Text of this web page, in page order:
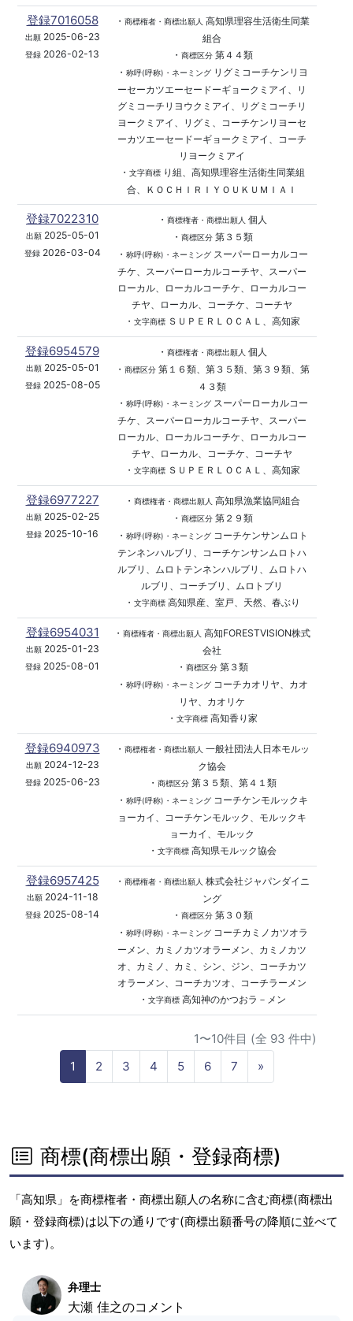
登録7016058
出願2025-06-23
登録 2026-02-13
・ 商標権者・商標出願人 高知県理容生活衛生同業
組合
・ 商標区分第４４類
・ 称呼(呼称)・ネーミングリグミコーチケンリヨ
ーセーカツエーセードーギョークミアイ、リ
グミコーチリヨウクミアイ、リグミコーチリ
ヨークミアイ、リグミ、コーチケンリヨーセ
ーカツエーセードーギョークミアイ、コーチ
リヨークミアイ
・ 文字商標り組、高知県理容生活衛生同業組
合、ＫＯＣＨＩＲＩＹＯＵＫＵＭＩＡＩ
登録7022310
出願2025-05-01
登録2026-03-04
・ 商標権者・商標出願人 個人
・ 商標区分第３５類
・ 称呼(呼称)・ネーミングスーパーローカルコー
チケ、スーパーローカルコーチヤ、スーパー
ローカル、ローカルコーチケ、ローカルコー
チヤ、ローカル、コーチケ、コーチヤ
・ 文字商標ＳＵＰＥＲＬＯＣＡＬ、高知家
登録6954579
出願2025-05-01
登録2025-08-05
・ 商標権者・商標出願人 個人
・ 商標区分第１６類、第３５類、第３９類、第
４３類
・ 称呼(呼称)・ネーミングスーパーローカルコー
チケ、スーパーローカルコーチヤ、スーパー
ローカル、ローカルコーチケ、ローカルコー
チヤ、ローカル、コーチケ、コーチヤ
・ 文字商標ＳＵＰＥＲＬＯＣＡＬ、高知家
登録6977227
出願2025-02-25
登録 2025-10-16
・ 商標権者・商標出願人 高知県漁業協同組合
・ 商標区分第２９類
・ 称呼(呼称)・ネーミングコーチケンサンムロト
テンネンハルブリ、コーチケンサンムロトハ
ルブリ、ムロトテンネンハルブリ、ムロトハ
ルブリ、コーチブリ、ムロトブリ
・ 文字商標高知県産、室戸、天然、春ぶり
登録6954031
出願2025-01-23
登録 2025-08-01
・ 商標権者・商標出願人 高知FORESTVISION株式
会社
・ 商標区分第３類
・ 称呼(呼称)・ネーミングコーチカオリヤ、カオ
リヤ、カオリケ
・ 文字商標高知香り家
登録6940973
出願2024-12-23
登録2025-06-23
・ 商標権者・商標出願人 一般社団法人日本モルッ
ク協会
・ 商標区分第３５類、第４１類
・ 称呼(呼称)・ネーミングコーチケンモルックキ
ョーカイ、コーチケンモルック、モルックキ
ョーカイ、モルック
・ 文字商標高知県モルック協会
登録6957425
出願2024-11-18
登録 2025-08-14
・ 商標権者・商標出願人 株式会社ジャパンダイニ
ング
・ 商標区分第３０類
・ 称呼(呼称)・ネーミングコーチカミノカツオラ
ーメン、カミノカツオラーメン、カミノカツ
オ、カミノ、カミ、シン、ジン、コーチカツ
オラーメン、コーチカツオ、コーチラーメン
・ 文字商標高知神のかつおラ－メン
1〜10件目 (全 93 件中)
1
2 3 4 5 6 7 »
e
商標(商標出願・登録商標)
「高知県」を商標権者・商標出願人の名称に含む商標(商標出
願・登録商標)は以下の通りです(商標出願番号の降順に並べて
います)。
弁理士
大瀬 佳之のコメント